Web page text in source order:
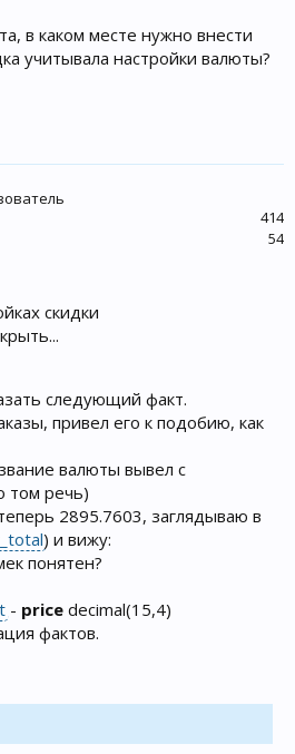
в каком месте нужно внести
учитывала настройки валюты?
414
54
скидки
следующий факт.
привел его к подобию, как
валюты вывел с
том речь)
2895.7603, заглядываю в
) и вижу:
понятен?
- price decimal(15,4)
фактов.